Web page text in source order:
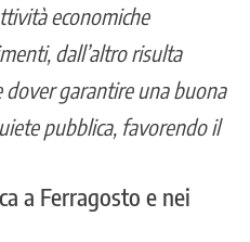
economiche
dall’altro risulta
garantire una buona
pubblica, favorendo il
a Ferragosto e nei